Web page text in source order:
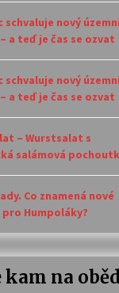
schvaluje nový
a teď je čas se ozvat
schvaluje nový
a teď je čas se ozvat
– Wurstsalat s
salámová
Co znamená nové
Humpoláky?
na